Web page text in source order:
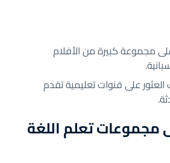
مجموعة كبيرة من الأفلام
على قنوات تعليمية تقدم
مجموعات تعلم اللغة